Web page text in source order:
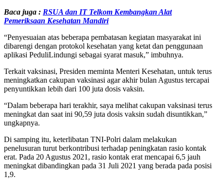
Baca juga : RSUA dan IT Telkom Kembangkan Alat
Pemeriksaan Kesehatan Mandiri
“Penyesuaian atas beberapa pembatasan kegiatan masyarakat ini
dibarengi dengan protokol kesehatan yang ketat dan penggunaan
aplikasi PeduliLindungi sebagai syarat masuk,” imbuhnya.
Terkait vaksinasi, Presiden meminta Menteri Kesehatan, untuk terus
meningkatkan cakupan vaksinasi agar akhir bulan Agustus tercapai
penyuntikkan lebih dari 100 juta dosis vaksin.
“Dalam beberapa hari terakhir, saya melihat cakupan vaksinasi terus
meningkat dan saat ini 90,59 juta dosis vaksin sudah disuntikkan,”
ungkapnya.
Di samping itu, keterlibatan TNI-Polri dalam melakukan
penelusuran turut berkontribusi terhadap peningkatan rasio kontak
erat. Pada 20 Agustus 2021, rasio kontak erat mencapai 6,5 jauh
meningkat dibandingkan pada 31 Juli 2021 yang berada pada posisi
1,9.